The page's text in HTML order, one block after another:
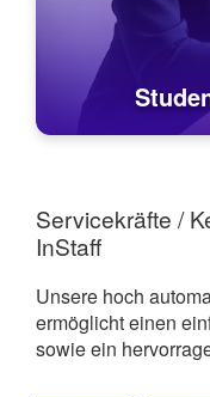
Servicekräfte /
InStaff
Unsere hoch
ermöglicht einen
sowie ein